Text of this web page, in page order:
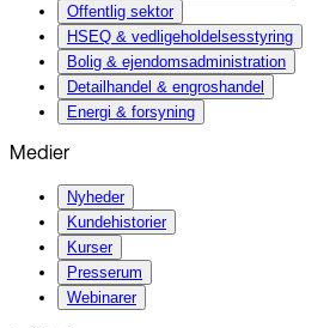
Offentlig sektor
HSEQ & vedligeholdelsesstyring
Bolig & ejendomsadministration
Detailhandel & engroshandel
Energi & forsyning
Medier
Nyheder
Kundehistorier
Kurser
Presserum
Webinarer